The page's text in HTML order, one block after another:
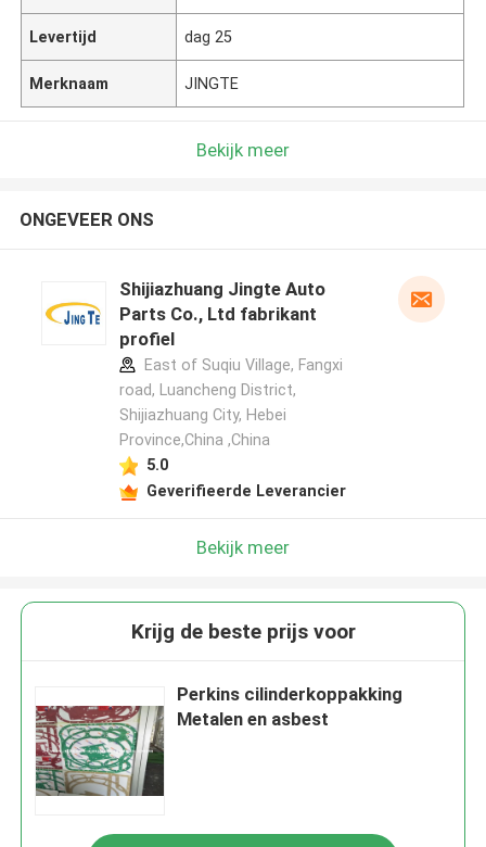
Levertijd dag 25
Merknaam JINGTE
Bekijk meer
ONGEVEER ONS
Shijiazhuang Jingte Auto
Parts Co., Ltd fabrikant
profiel
East of Suqiu Village, Fangxi
road, Luancheng District,
Shijiazhuang City, Hebei
Province,China ,China
5.0
Geverifieerde Leverancier
Bekijk meer
Krijg de beste prijs voor
Perkins cilinderkoppakking
Metalen en asbest